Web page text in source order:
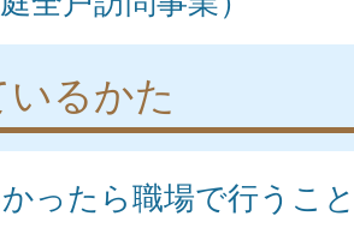
るかた
ったら職場で行うこ